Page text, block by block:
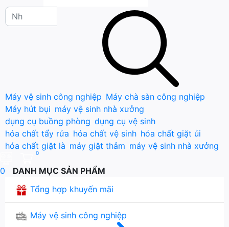
Máy vệ sinh công nghiệp Máy chà sàn công nghiệp
Máy hút bụi máy vệ sinh nhà xưởng
dụng cụ buồng phòng dụng cụ vệ sinh
hóa chất tẩy rửa hóa chất vệ sinh hóa chất giặt ủi
hóa chất giặt là máy giặt thảm máy vệ sinh nhà xưởng
0
0
DANH MỤC SẢN PHẨM
Tổng hợp khuyến mãi
Máy vệ sinh công nghiệp